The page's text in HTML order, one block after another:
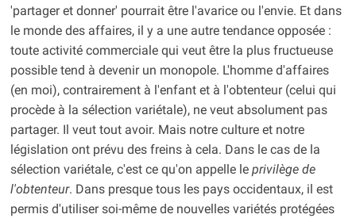
'partager et donner' pourrait être l'avarice ou l'envie. Et dans
le monde des affaires, il y a une autre tendance opposée :
toute activité commerciale qui veut être la plus fructueuse
possible tend à devenir un monopole. L'homme d'affaires
(en moi), contrairement à l'enfant et à l'obtenteur (celui qui
procède à la sélection variétale), ne veut absolument pas
partager. Il veut tout avoir. Mais notre culture et notre
législation ont prévu des freins à cela. Dans le cas de la
sélection variétale, c'est ce qu'on appelle le privilège de
l'obtenteur. Dans presque tous les pays occidentaux, il est
permis d'utiliser soi-même de nouvelles variétés protégées